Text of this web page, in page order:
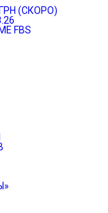
(СКОРО)
FBS